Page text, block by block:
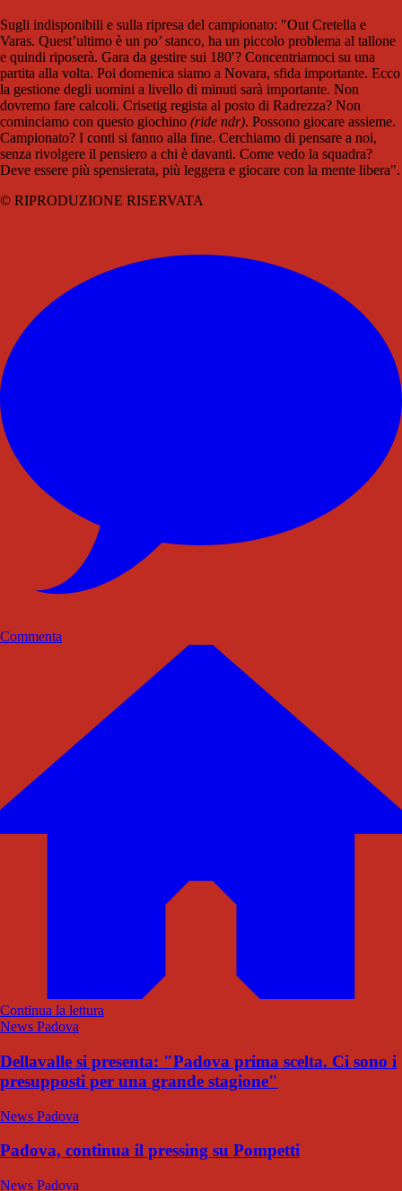
Sugli indisponibili e sulla ripresa del campionato: "Out Cretella e
Varas. Quest’ultimo è un po’ stanco, ha un piccolo problema al tallone
e quindi riposerà. Gara da gestire sui 180′? Concentriamoci su una
partita alla volta. Poi domenica siamo a Novara, sfida importante. Ecco
la gestione degli uomini a livello di minuti sarà importante. Non
dovremo fare calcoli. Crisetig regista al posto di Radrezza? Non
cominciamo con questo giochino (ride ndr). Possono giocare assieme.
Campionato? I conti si fanno alla fine. Cerchiamo di pensare a noi,
senza rivolgere il pensiero a chi è davanti. Come vedo la squadra?
Deve essere più spensierata, più leggera e giocare con la mente libera".
© RIPRODUZIONE RISERVATA
Commenta
Continua la lettura
News Padova
Dellavalle si presenta: "Padova prima scelta. Ci sono i
presupposti per una grande stagione"
News Padova
Padova, continua il pressing su Pompetti
News Padova